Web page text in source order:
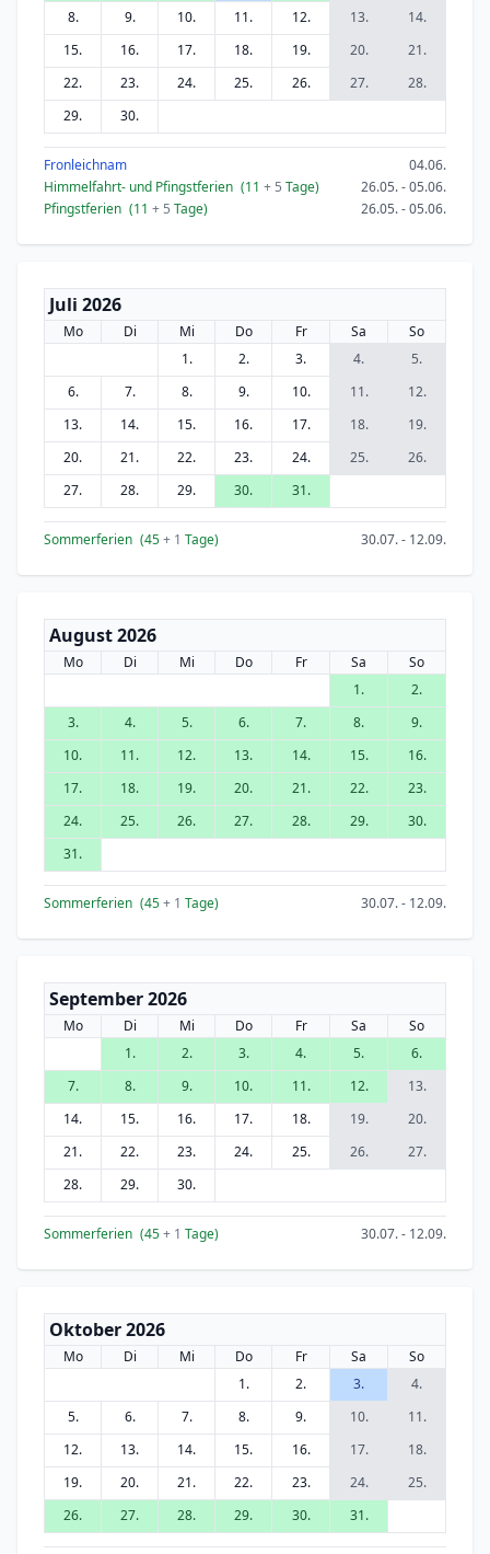
8. 9. 10. 11. 12. 13.
14.
15.
16. 17. 18. 19. 20.
21.
22.
23. 24. 25. 26. 27.
28.
29.
30.
Fronleichnam
04.06.
Himmelfahrt- und Pfingstferien (11 + 5 Tage)
26.05. - 05.06.
Pfingstferien (11 + 5 Tage) 26.05. - 05.06.
Juli 2026
Mo Di Mi Do Fr Sa
So
1.
2. 3. 4.
5.
6.
7. 8. 9. 10. 11.
12.
13.
14. 15. 16. 17. 18.
19.
20.
21. 22. 23. 24. 25.
26.
27.
28. 29. 30. 31.
Sommerferien (45+ 1 Tage) 30.07. - 12.09.
August 2026
Mo Di Mi Do Fr Sa
So
1.
2.
3.
4. 5. 6. 7. 8.
9.
10.
11. 12. 13. 14. 15.
16.
17.
18. 19. 20. 21. 22.
23.
24.
25. 26. 27. 28. 29.
30.
31.
Sommerferien (45+ 1 Tage) 30.07. - 12.09.
September 2026
Mo Di Mi Do Fr Sa
So
1.
2. 3. 4. 5.
6.
7.
8. 9. 10. 11. 12.
13.
14.
15. 16. 17. 18. 19.
20.
21.
22. 23. 24. 25. 26.
27.
28.
29. 30.
Sommerferien (45+ 1 Tage) 30.07. - 12.09.
Oktober 2026
Mo Di Mi Do Fr Sa
So
1.
2. 3.
4.
5.
6. 7. 8. 9. 10.
11.
12.
13. 14. 15. 16. 17.
18.
19.
20. 21. 22. 23. 24.
25.
26.
27. 28. 29. 30. 31.